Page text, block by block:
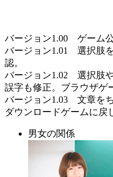
バージョン1.00 ゲーム公
バージョン1.01 選択肢
認。
バージョン1.02 選択肢
誤字も修正。ブラウザゲ
バージョン1.03 文章を
ダウンロードゲームに戻
男女の関係